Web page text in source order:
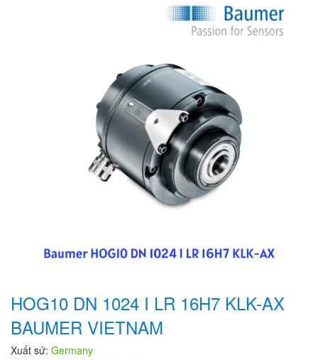
HOG10 DN 1024 I LR 16H7 KLK-AX
BAUMER VIETNAM
Xuất sứ: Germany